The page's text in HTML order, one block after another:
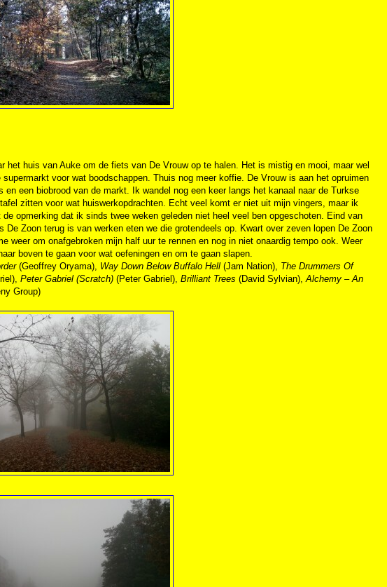
het huis van Auke om de fiets van De Vrouw op te halen. Het is mistig en mooi, maar wel
voor wat boodschappen. Thuis nog meer koffie. De Vrouw is aan het opruimen
een biobrood van de markt. Ik wandel nog een keer langs het kanaal naar de Turkse
zitten voor wat huiswerkopdrachten. Echt veel komt er niet uit mijn vingers, maar ik
opmerking dat ik sinds twee weken geleden niet heel veel ben opgeschoten. Eind van
Zoon terug is van werken eten we die grotendeels op. Kwart over zeven lopen De Zoon
weer om onafgebroken mijn half uur te rennen en nog in niet onaardig tempo ook. Weer
boven te gaan voor wat oefeningen en om te gaan slapen.
(Geoffrey Oryama), Way Down Below Buffalo Hell (Jam Nation), The Drummers Of
Peter Gabriel (Scratch) (Peter Gabriel), Brilliant Trees (David Sylvian),Alchemy – An
Group)